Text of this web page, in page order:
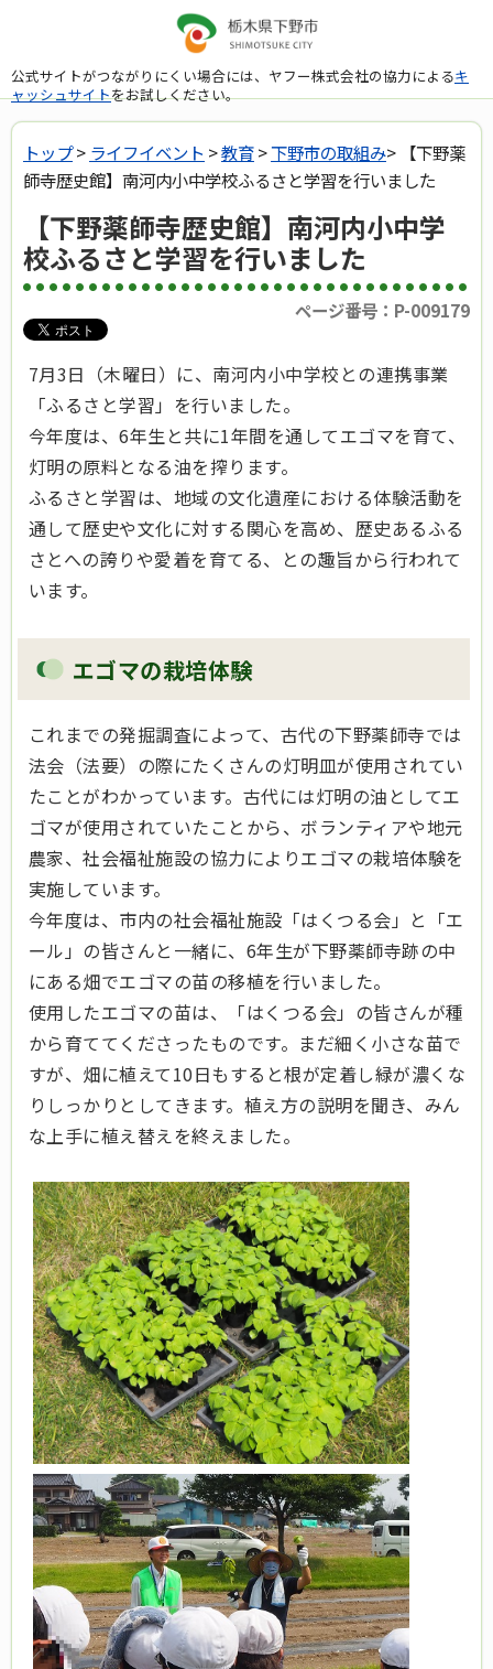
公式サイトがつながりにくい場合には、ヤフー株式会社の協力によるキ
ャッシュサイトをお試しください。
トップ> ライフイベント >教育>下野市の取組み> 【下野薬
師寺歴史館】南河内小中学校ふるさと学習を行いました
【下野薬師寺歴史館】南河内小中学
校ふるさと学習を行いました
ページ番号：P-009179
7月3日（木曜日）に、南河内小中学校との連携事業
「ふるさと学習」を行いました。
今年度は、6年生と共に1年間を通してエゴマを育て、
灯明の原料となる油を搾ります。
ふるさと学習は、地域の文化遺産における体験活動を
通して歴史や文化に対する関心を高め、歴史あるふる
さとへの誇りや愛着を育てる、との趣旨から行われて
います。
エゴマの栽培体験
これまでの発掘調査によって、古代の下野薬師寺では
法会（法要）の際にたくさんの灯明皿が使用されてい
たことがわかっています。古代には灯明の油としてエ
ゴマが使用されていたことから、ボランティアや地元
農家、社会福祉施設の協力によりエゴマの栽培体験を
実施しています。
今年度は、市内の社会福祉施設「はくつる会」と「エ
ール」の皆さんと一緒に、6年生が下野薬師寺跡の中
にある畑でエゴマの苗の移植を行いました。
使用したエゴマの苗は、「はくつる会」の皆さんが種
から育ててくださったものです。まだ細く小さな苗で
すが、畑に植えて10日もすると根が定着し緑が濃くな
りしっかりとしてきます。植え方の説明を聞き、みん
な上手に植え替えを終えました。